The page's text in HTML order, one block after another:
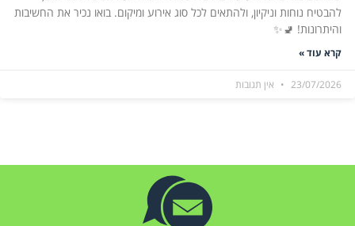
להבטיח נוחות וניקיון, ולהתאים לכל סוג אירוע ומיקום. בואו נכיר את החשיבות
והיתרונות! 🚽✨
קרא עוד »
23/07/2026 אין תגובות